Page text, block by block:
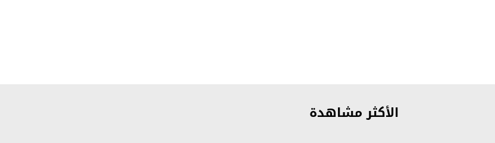
الأكثر مشاهدة